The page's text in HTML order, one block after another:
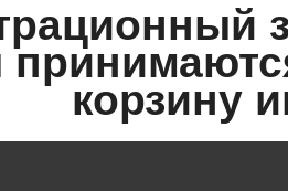
корзину